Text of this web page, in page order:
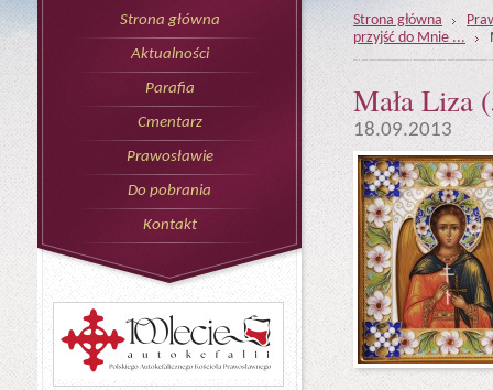
Strona główna
Aktualności
Parafia
Cmentarz
Prawosławie
Do pobrania
Kontakt
Strona główna
przyjść do Mnie ...
Mała Liza
18.09.2013